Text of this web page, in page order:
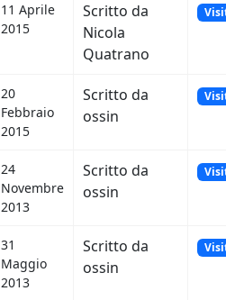
11 Aprile
2015
Scritto da
Nicola
Quatrano
20
Febbraio
2015
Scritto da
ossin
24
Novembre
2013
Scritto da
ossin
31
Maggio
2013
Scritto da
ossin